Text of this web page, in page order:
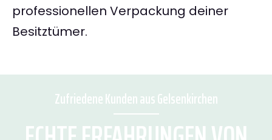
professionellen Verpackung deiner
Besitztümer.
Zufriedene Kunden aus Gelsenkirchen